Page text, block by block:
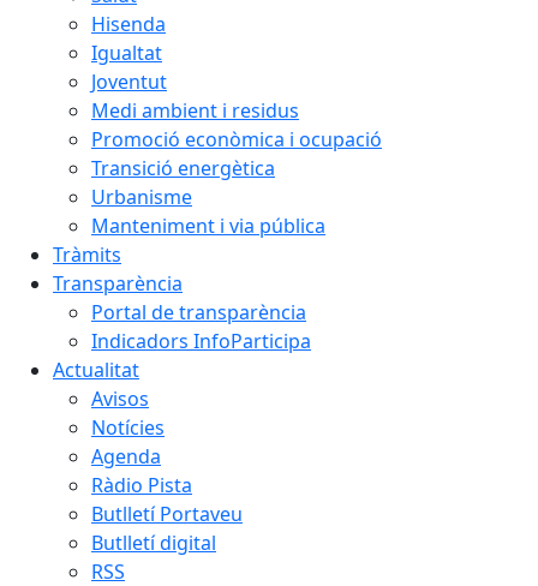
Hisenda
Igualtat
Joventut
Medi ambient i residus
Promoció econòmica i ocupació
Transició energètica
Urbanisme
Manteniment i via pública
Tràmits
Transparència
Portal de transparència
Indicadors InfoParticipa
Actualitat
Avisos
Notícies
Agenda
Ràdio Pista
Butlletí Portaveu
Butlletí digital
RSS